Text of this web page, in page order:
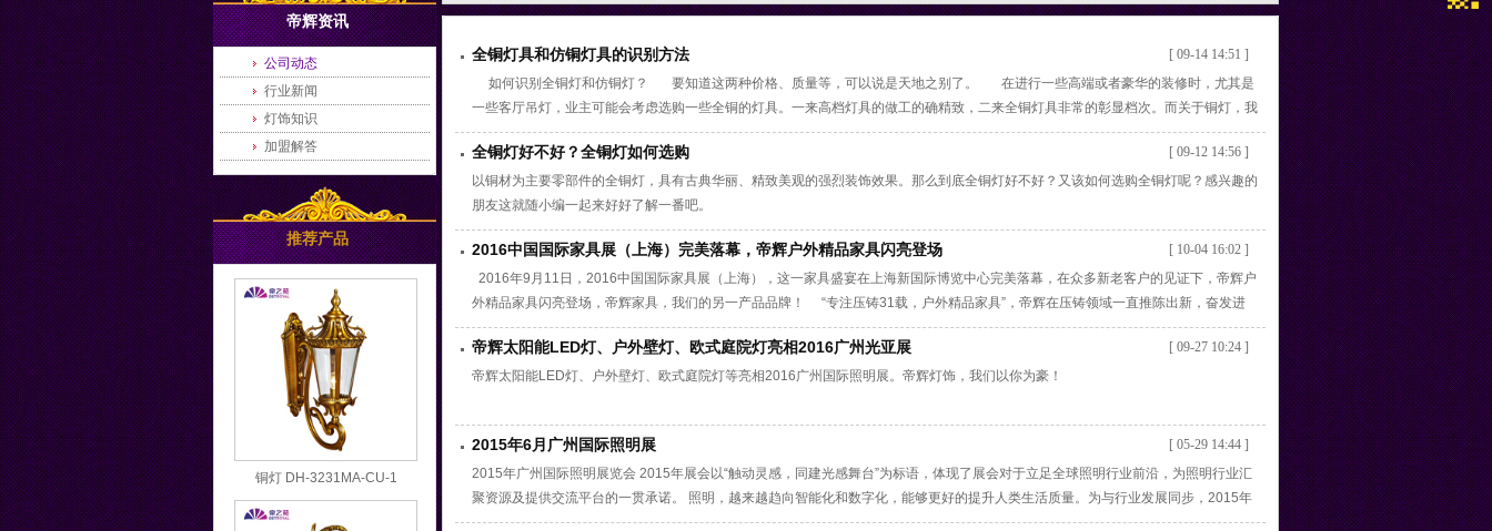
帝辉资讯
公司动态
行业新闻
灯饰知识
加盟解答
推荐产品
铜灯 DH-3231MA-CU-1
全铜灯具和仿铜灯具的识别方法
[ 09-14 14:51 ]
如何识别全铜灯和仿铜灯？ 要知道这两种价格、质量等，可以说是天地之别了。 在进行一些高端或者豪华的装修时，尤其是
一些客厅吊灯，业主可能会考虑选购一些全铜的灯具。一来高档灯具的做工的确精致，二来全铜灯具非常的彰显档次。而关于铜灯，我
们往往会见到全铜和仿铜（镀铜）两种。 如何鉴别全铜灯具呢？下面就这些问题和大家做个分享，期待可以帮助到有需要的朋
全铜灯好不好？全铜灯如何选购
[ 09-12 14:56 ]
以铜材为主要零部件的全铜灯，具有古典华丽、精致美观的强烈装饰效果。那么到底全铜灯好不好？又该如何选购全铜灯呢？感兴趣的
朋友这就随小编一起来好好了解一番吧。
2016中国国际家具展（上海）完美落幕，帝辉户外精品家具闪亮登场
[ 10-04 16:02 ]
2016年9月11日，2016中国国际家具展（上海），这一家具盛宴在上海新国际博览中心完美落幕，在众多新老客户的见证下，帝辉户
外精品家具闪亮登场，帝辉家具，我们的另一产品品牌！ “专注压铸31载，户外精品家具”，帝辉在压铸领域一直推陈出新，奋发进
取。帝辉压铸户外灯产品经已获得国内外经销商伙伴的高度认可，2016年，帝辉在压铸工业技术基础上再次迈出坚实一步，隆重推出
户外精品家具产品，赢得新老客户的喝彩称赞。 &
帝辉太阳能LED灯、户外壁灯、欧式庭院灯亮相2016广州光亚展
[ 09-27 10:24 ]
帝辉太阳能LED灯、户外壁灯、欧式庭院灯等亮相2016广州国际照明展。帝辉灯饰，我们以你为豪！
2015年6月广州国际照明展
[ 05-29 14:44 ]
2015年广州国际照明展览会 2015年展会以“触动灵感，同建光感舞台”为标语，体现了展会对于立足全球照明行业前沿，为照明行业汇
聚资源及提供交流平台的一贯承诺。 照明，越来越趋向智能化和数字化，能够更好的提升人类生活质量。为与行业发展同步，2015年
展会主题定为：探索生命之光—即光是如何融入环境及人类生活，并将聚焦照明质量、可持续性、以人为本的照明，及无线连接等更多